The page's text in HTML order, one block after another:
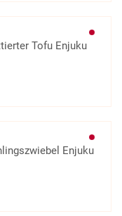
Tofu Enjuku
Enjuku